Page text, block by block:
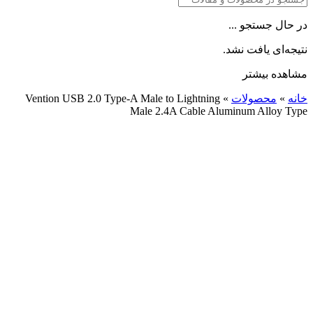
در حال جستجو ...
نتیجه‌ای یافت نشد.
مشاهده بیشتر
خانه » محصولات »
Vention USB 2.0 Type-A Male to Lightning
Male 2.4A Cable Aluminum Alloy Type